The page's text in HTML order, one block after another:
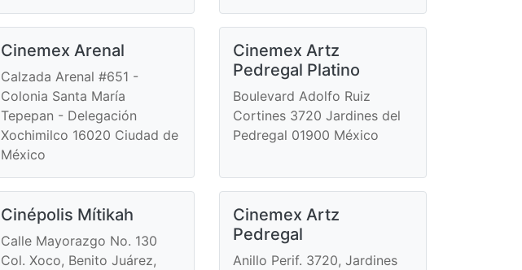
Cinemex Arenal
Calzada Arenal #651 -
Colonia Santa María
Tepepan - Delegación
Xochimilco 16020 Ciudad de
México
Cinemex Artz
Pedregal Platino
Boulevard Adolfo Ruiz
Cortines 3720 Jardines del
Pedregal 01900 México
Cinépolis Mítikah
Calle Mayorazgo No. 130
Col. Xoco, Benito Juárez,
Cinemex Artz
Pedregal
Anillo Perif. 3720, Jardines